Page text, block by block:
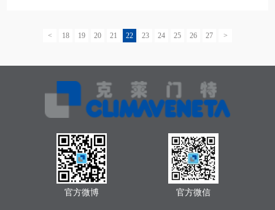
< 18 19 20 21 22 23 24 25 26 27 >
官方微博 官方微信